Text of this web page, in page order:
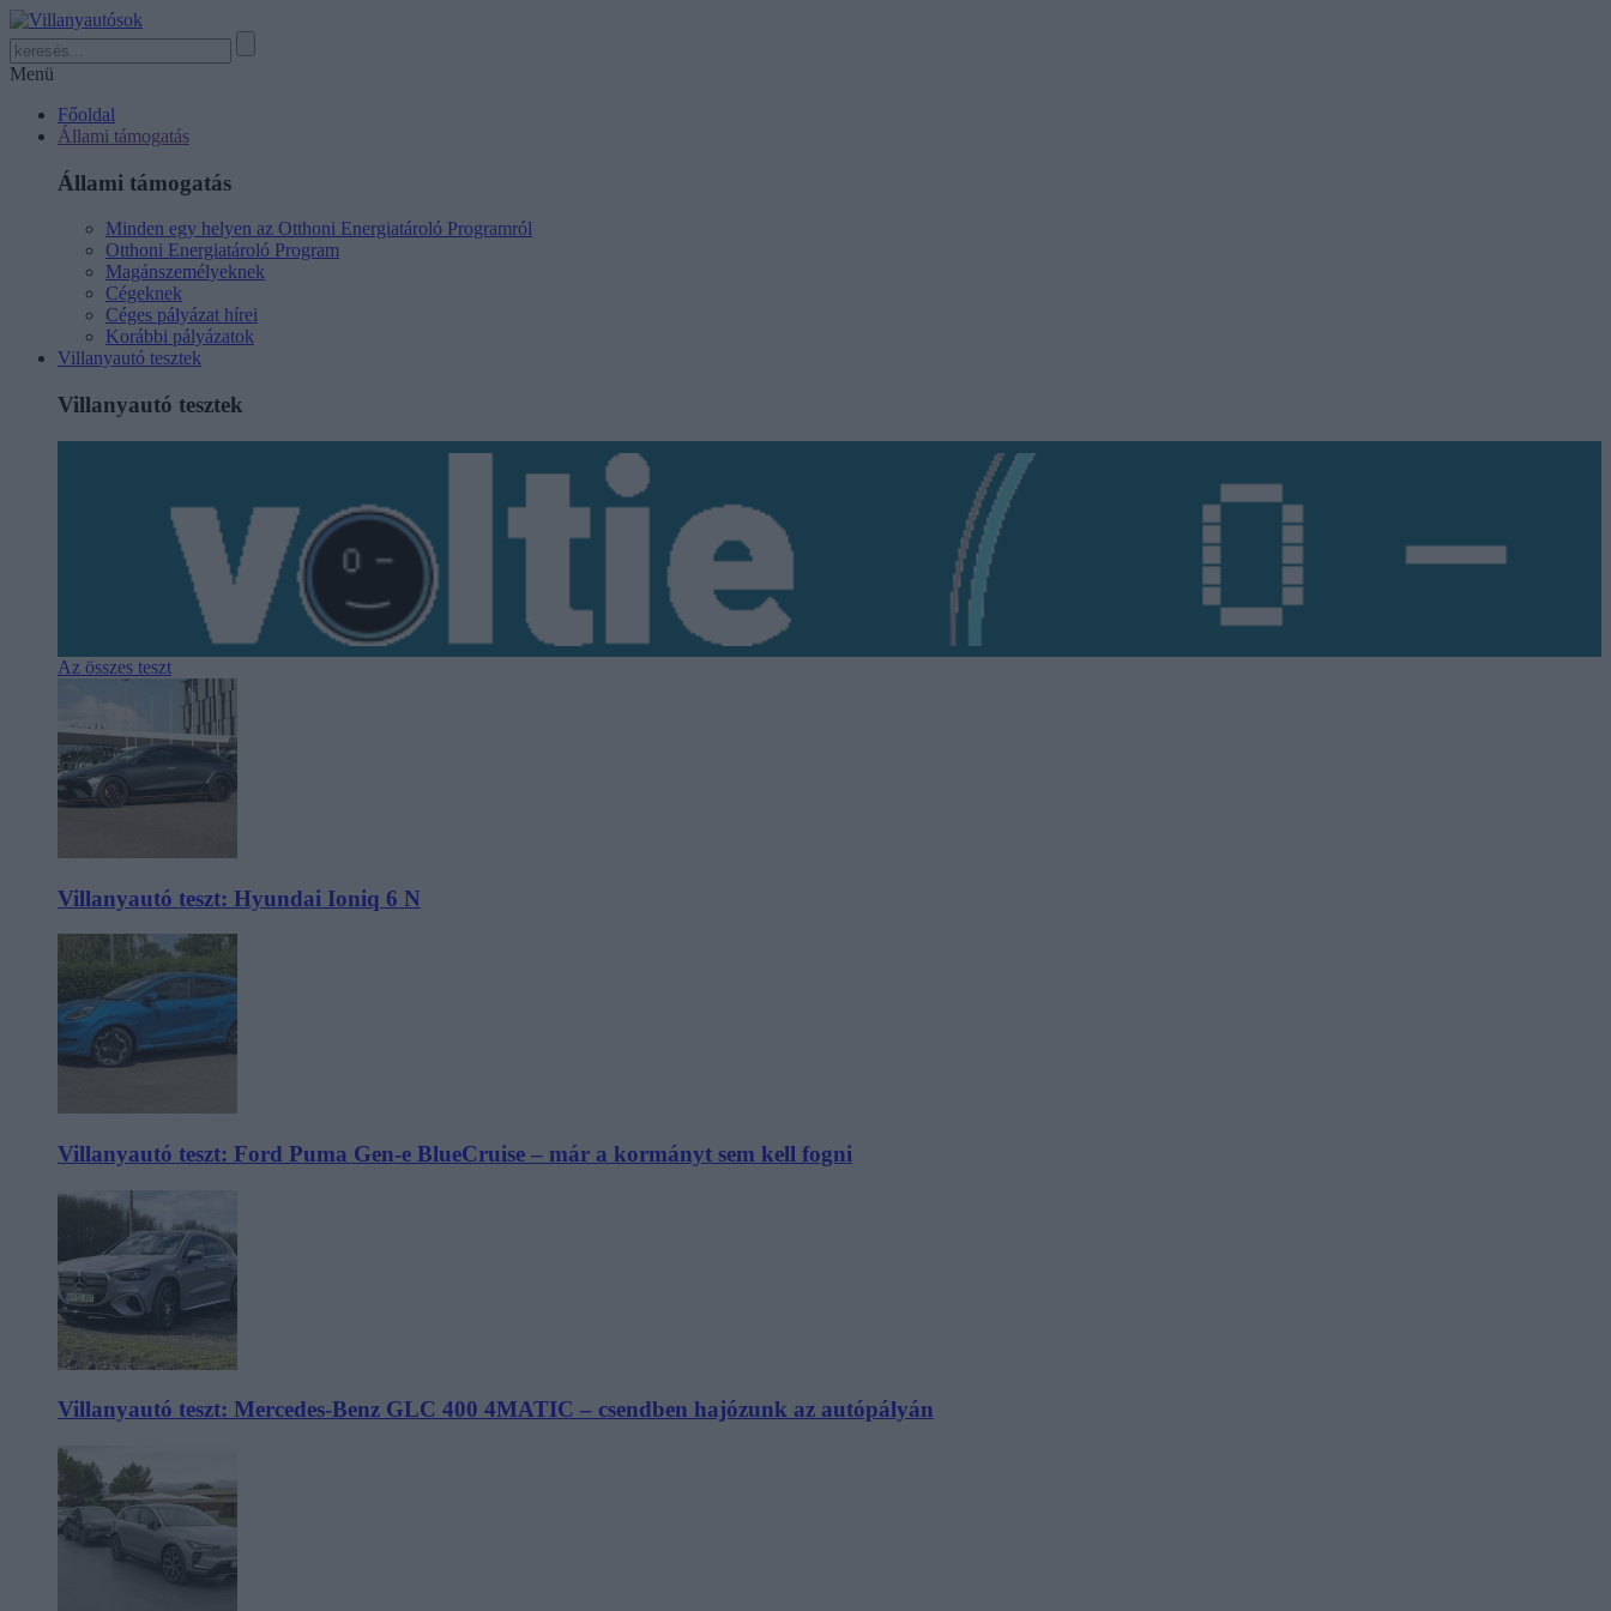
Menü
Főoldal
Állami támogatás
Állami támogatás
Minden egy helyen az Otthoni Energiatároló Programról
Otthoni Energiatároló Program
Magánszemélyeknek
Cégeknek
Céges pályázat hírei
Korábbi pályázatok
Villanyautó tesztek
Villanyautó tesztek
Az összes teszt
Villanyautó teszt: Hyundai Ioniq 6 N
Villanyautó teszt: Ford Puma Gen-e BlueCruise – már a kormányt sem kell fogni
Villanyautó teszt: Mercedes-Benz GLC 400 4MATIC – csendben hajózunk az autópályán